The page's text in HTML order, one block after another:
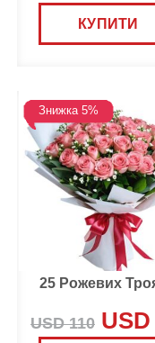
КУПИТИ
Знижка 5%
25 Рожевих
USD 110 USD 105